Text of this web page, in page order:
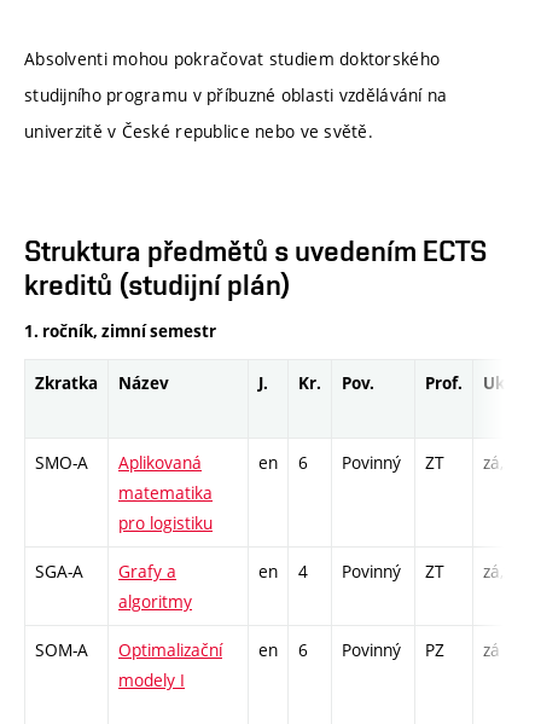
Absolventi mohou pokračovat studiem doktorského
studijního programu v příbuzné oblasti vzdělávání na
univerzitě v České republice nebo ve světě.
Struktura předmětů s uvedením ECTS
kreditů (studijní plán)
1. ročník, zimní semestr
Zkratka Název J. Kr. Pov. Prof. Uk.
SMO-A
Aplikovaná
matematika
pro logistiku
en 6 Povinný ZT zá,zk
SGA-A
Grafy a
algoritmy
en 4 Povinný ZT zá,zk
SOM-A
Optimalizační
modely I
en 6 Povinný PZ zá